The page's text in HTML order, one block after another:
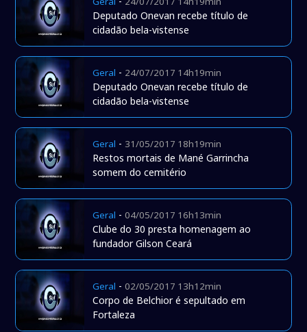
Deputado Onevan recebe título de
cidadão bela-vistense
Geral - 24/07/2017 14h19min
Deputado Onevan recebe título de
cidadão bela-vistense
Geral - 31/05/2017 18h19min
Restos mortais de Mané Garrincha
somem do cemitério
Geral -04/05/2017 16h13min
Clube do 30 presta homenagem ao
fundador Gilson Ceará
Geral -02/05/2017 13h12min
Corpo de Belchior é sepultado em
Fortaleza